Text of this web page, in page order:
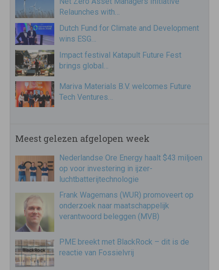
Relaunches with…
Dutch Fund for Climate and Development
wins ESG…
Impact festival Katapult Future Fest
brings global…
Mariva Materials B.V. welcomes Future
Tech Ventures…
Meest gelezen afgelopen week
Nederlandse Ore Energy haalt $43 miljoen
op voor investering in ijzer-
luchtbatterijtechnologie
Frank Wagemans (WUR) promoveert op
onderzoek naar maatschappelijk
verantwoord beleggen (MVB)
PME breekt met BlackRock – dit is de
reactie van Fossielvrij